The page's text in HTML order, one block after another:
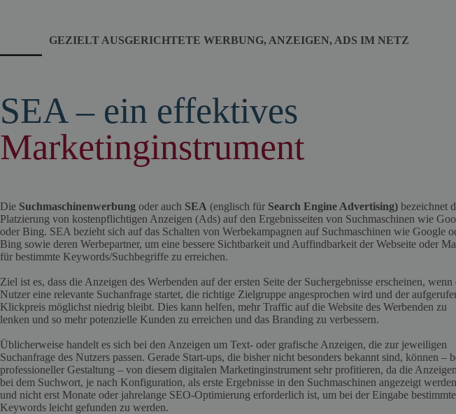
GEZIELT AUSGERICHTETE WERBUNG, ANZEIGEN, ADS IM NETZ
SEA – ein effektives
Marketinginstrument
Die Suchmaschinenwerbung oder auch SEA (englisch für Search Engine Advertising) bezeichnet
Platzierung von kostenpflichtigen Anzeigen (Ads) auf den Ergebnisseiten von Suchmaschinen wie
oder Bing. SEA bezieht sich auf das Schalten von Werbekampagnen auf Suchmaschinen wie Google
Bing sowie deren Werbepartner, um eine bessere Sichtbarkeit und Auffindbarkeit der Webseite oder
für bestimmte Keywords/Suchbegriffe zu erreichen.
Ziel ist es, dass die Anzeigen des Werbenden auf der ersten Seite der Suchergebnisse erscheinen, wenn
Nutzer eine relevante Suchanfrage startet, die richtige Zielgruppe angesprochen wird und der
Klickpreis möglichst niedrig bleibt. Dies kann helfen, mehr Traffic auf die Website des Werbenden zu
lenken und so mehr potenzielle Kunden zu erreichen und das Branding zu verbessern.
Üblicherweise handelt es sich bei den Anzeigen um Text- oder grafische Anzeigen, die zur jeweiligen
Suchanfrage des Nutzers passen. Gerade Start-ups, die bisher nicht besonders bekannt sind, können –
professioneller Gestaltung – von diesem digitalen Marketinginstrument sehr profitieren, da die Anzeigen
bei dem Suchwort, je nach Konfiguration, als erste Ergebnisse in den Suchmaschinen angezeigt werden
und nicht erst Monate oder jahrelange SEO-Optimierung erforderlich ist, um bei der Eingabe
Keywords leicht gefunden zu werden.